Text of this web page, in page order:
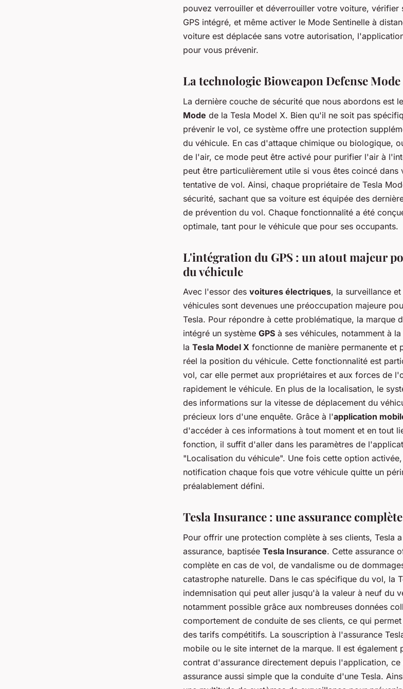
pouvez verrouiller et déverrouiller votre voiture, vérifier
GPS intégré, et même activer le Mode Sentinelle à
voiture est déplacée sans votre autorisation,
pour vous prévenir.
La technologie Bioweapon Defense Mode
La dernière couche de sécurité que nous abordons est le
Mode de la Tesla Model X. Bien qu'il ne soit pas
prévenir le vol, ce système offre une protection
du véhicule. En cas d'attaque chimique ou biologique,
de l'air, ce mode peut être activé pour purifier l'air à
peut être particulièrement utile si vous êtes coincé
tentative de vol. Ainsi, chaque propriétaire de Tesla
sécurité, sachant que sa voiture est équipée des
de prévention du vol. Chaque fonctionnalité a été
optimale, tant pour le véhicule que pour ses occupants.
L'intégration du GPS : un atout majeur
du véhicule
Avec l'essor des voitures électriques, la surveillance
véhicules sont devenues une préoccupation majeure
Tesla. Pour répondre à cette problématique, la marque
intégré un système GPS à ses véhicules, notamment à
la Tesla Model X fonctionne de manière permanente et
réel la position du véhicule. Cette fonctionnalité est
vol, car elle permet aux propriétaires et aux forces de
rapidement le véhicule. En plus de la localisation, le
des informations sur la vitesse de déplacement du
précieux lors d'une enquête. Grâce à l'application
d'accéder à ces informations à tout moment et en tout
fonction, il suffit d'aller dans les paramètres de
"Localisation du véhicule". Une fois cette option
notification chaque fois que votre véhicule quitte un
préalablement défini.
Tesla Insurance : une assurance
Pour offrir une protection complète à ses clients, Tesla
assurance, baptisée Tesla Insurance. Cette assurance
complète en cas de vol, de vandalisme ou de
catastrophe naturelle. Dans le cas spécifique du vol, la
indemnisation qui peut aller jusqu'à la valeur à neuf du
notamment possible grâce aux nombreuses données
comportement de conduite de ses clients, ce qui
des tarifs compétitifs. La souscription à l'assurance
mobile ou le site internet de la marque. Il est également
contrat d'assurance directement depuis l'application,
assurance aussi simple que la conduite d'une Tesla.